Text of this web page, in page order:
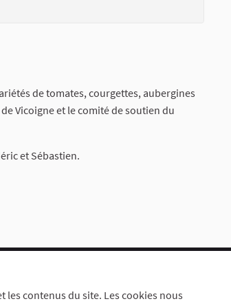
contenus du site. Les cookies nous
de tomates, courgettes, aubergines
Vicoigne et le comité de soutien du
et Sébastien.